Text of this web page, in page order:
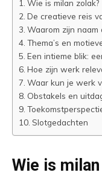
Wie is milan zolak?
De creatieve reis
Waarom zijn
Thema’s en
Een intieme blik:
Hoe zijn werk
Waar kun je werk
Obstakels en
Slotgedachten
Wie is